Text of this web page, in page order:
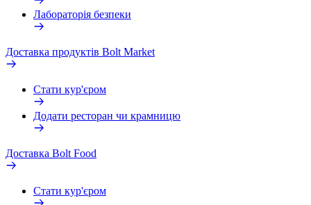
Лабораторія безпеки
Доставка продуктів Bolt Market
Стати кур'єром
Додати ресторан чи крамницю
Доставка Bolt Food
Стати кур'єром